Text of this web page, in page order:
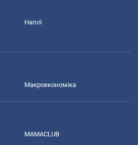
Напої
Макроекономіка
MAMACLUB